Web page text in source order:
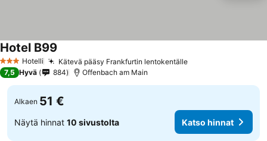
3 Tähtiluokitus
Hotelli Kätevä pääsy Frankfurtin lentokentälle
Hotel B99
7,5 Hyvä 884 Offenbach am Main
Alkaen 51 €
Näytä hinnat 10 sivustolta Katso hinnat